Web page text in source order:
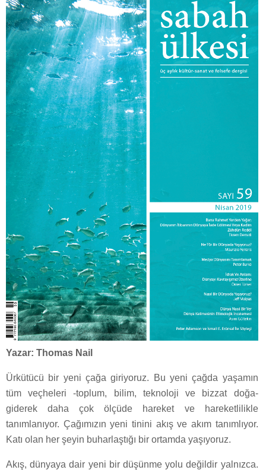
Yazar: Thomas Nail
Ürkütücü bir yeni çağa giriyoruz. Bu yeni çağda yaşamın
tüm veçheleri -toplum, bilim, teknoloji ve bizzat doğa-
giderek daha çok ölçüde hareket ve hareketlilikle
tanımlanıyor. Çağımızın yeni tinini akış ve akım tanımlıyor.
Katı olan her şeyin buharlaştığı bir ortamda yaşıyoruz.
Akış, dünyaya dair yeni bir düşünme yolu değildir yalnızca.